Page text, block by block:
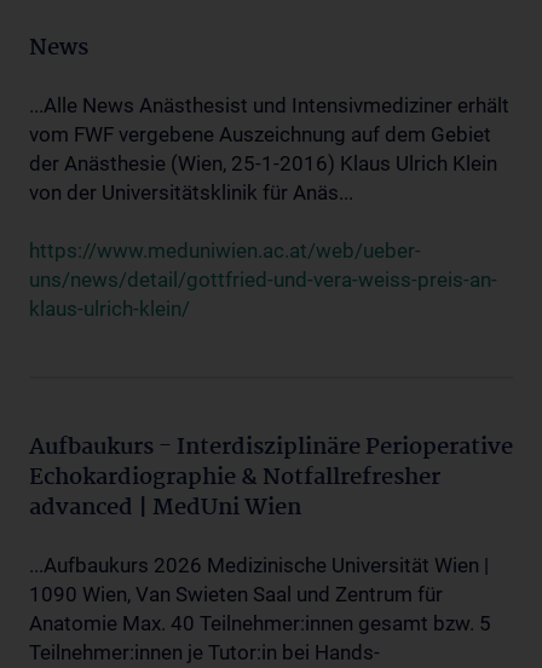
News
...Alle News Anästhesist und Intensivmediziner erhält
vom FWF vergebene Auszeichnung auf dem Gebiet
der Anästhesie (Wien, 25-1-2016) Klaus Ulrich Klein
von der Universitätsklinik für Anäs...
https://www.meduniwien.ac.at/web/ueber-
uns/news/detail/gottfried-und-vera-weiss-preis-an-
klaus-ulrich-klein/
Aufbaukurs - Interdisziplinäre Perioperative
Echokardiographie & Notfallrefresher
advanced | MedUni Wien
...Aufbaukurs 2026 Medizinische Universität Wien |
1090 Wien, Van Swieten Saal und Zentrum für
Anatomie Max. 40 Teilnehmer:innen gesamt bzw. 5
Teilnehmer:innen je Tutor:in bei Hands-